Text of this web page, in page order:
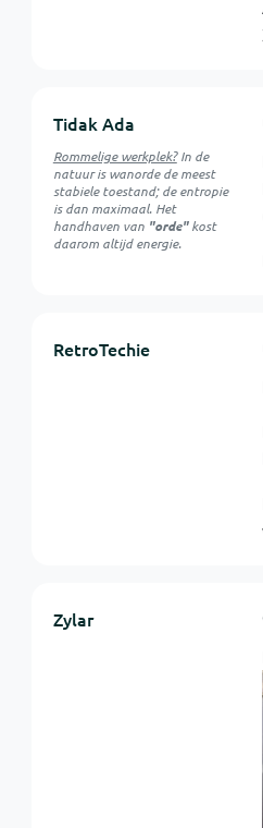
Tidak Ada
Rommelige werkplek?In de
natuur iswanordede meest
stabiele toestand; de entropie
is dan maximaal. Het
handhaven van "orde"kost
daarom altijd energie.
RetroTechie
Zylar